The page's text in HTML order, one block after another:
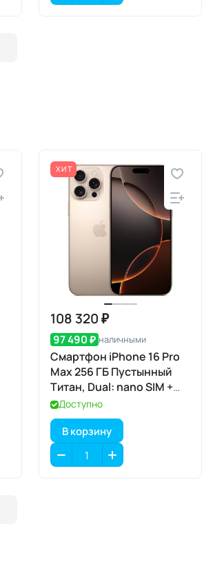
ХИТ
108 320 ₽
97 490 ₽ наличными
Смартфон iPhone 16 Pro
Max 256 ГБ Пустынный
Титан, Dual: nano SIM +
eSIM
Доступно
В корзину